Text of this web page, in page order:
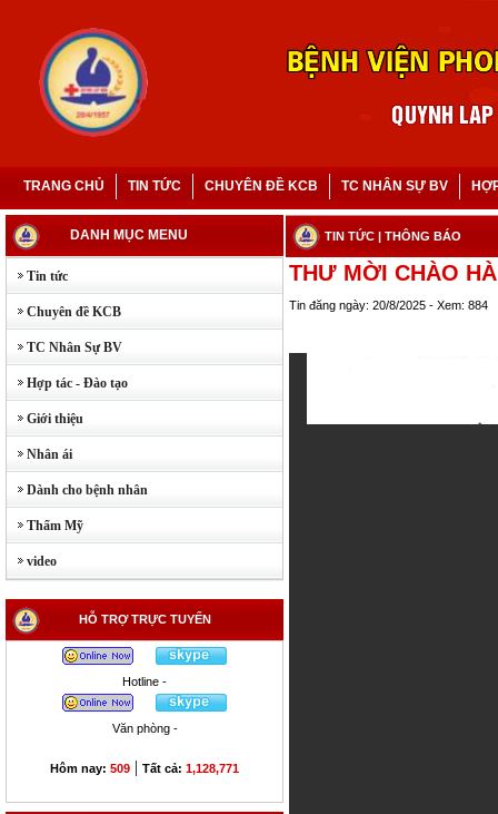
TRANG CHỦ TIN TỨC CHUYÊN ĐỀ KCB TC NHÂN SỰ BV
DANH MỤC MENU
Tin tức
Chuyên đề KCB
TC Nhân Sự BV
Hợp tác - Đào tạo
Giới thiệu
Nhân ái
Dành cho bệnh nhân
Thẩm Mỹ
video
HỖ TRỢ TRỰC TUYẾN
Hotline -
Văn phòng -
Hôm nay: 509 | Tất cả: 1,128,771
TIN TỨC | THÔNG BÁO
THƯ MỜI CHÀO
Tin đăng ngày: 20/8/2025 - Xem: 884